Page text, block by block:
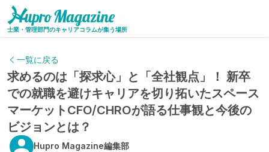
士業・管理部門のキャリアコラムが集う場所
一覧に戻る
求めるのは「探求心」と「全社観点」！ 新卒
での就職を避けキャリアを切り拓いたスペース
マーケットCFO/CHROが語る仕事観と今後の
ビジョンとは？
Hupro Magazine編集部